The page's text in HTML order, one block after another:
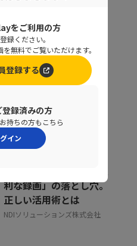
株式会社ラクーンフィナンシャ
ル
なぜ部下は同じことを聞
くのか？質問対応の時間
をゼロにする方法
NDIソリューションズ株式会社
社内に蔓延していた「便
利な録画」の落とし穴。
正しい活用術とは
NDIソリューションズ株式会社
をご利用の方
録ください。
無料でご覧いただけます。
登録する
録済みの方
持ちの方もこちら
イン